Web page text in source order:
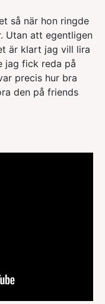
så när hon ringde
Utan att egentligen
är klart jag vill lira
jag fick reda på
precis hur bra
den på friends